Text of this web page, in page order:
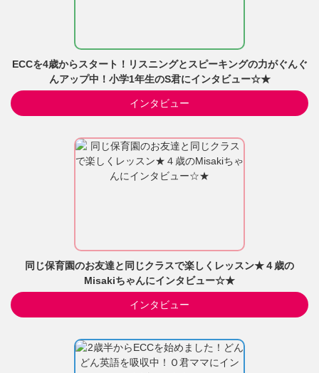
ECCを4歳からスタート！リスニングとスピーキングの力がぐんぐ
んアップ中！小学1年生のS君にインタビュー☆★
インタビュー
同じ保育園のお友達と同じクラスで楽しくレッスン★４歳の
Misakiちゃんにインタビュー☆★
インタビュー